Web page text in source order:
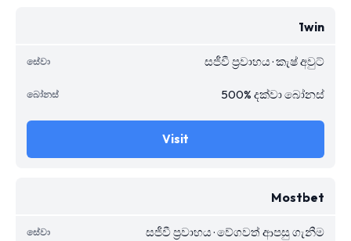
1win
සජීවී ප්‍රවාහය · කැෂ් අවුට්
500% දක්වා බෝනස්
Visit
Mostbet
සජීවී ප්‍රවාහය · වේගවත් ආපසු ගැනීම